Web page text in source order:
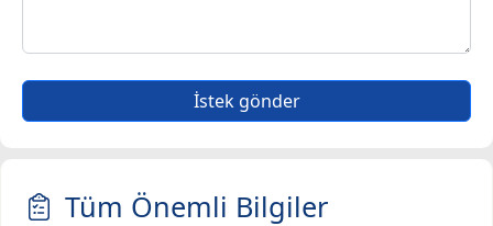
İstek gönder
Tüm Önemli Bilgiler